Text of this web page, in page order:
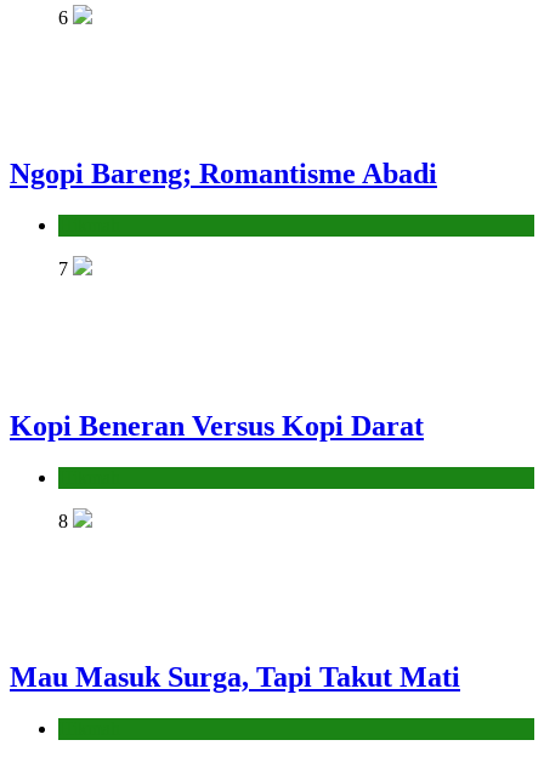
6
Ngopi Bareng; Romantisme Abadi
7
Kopi Beneran Versus Kopi Darat
8
Mau Masuk Surga, Tapi Takut Mati